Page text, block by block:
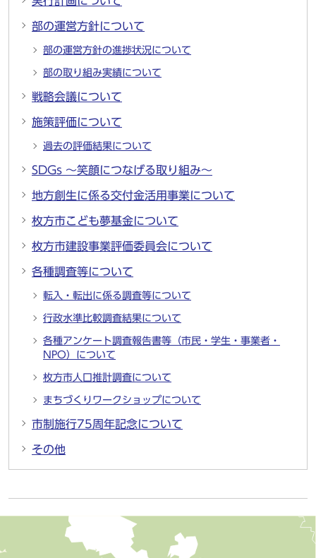
部の運営方針について
部の運営方針の進捗状況について
部の取り組み実績について
戦略会議について
施策評価について
過去の評価結果について
SDGs ～笑顔につなげる取り組み～
地方創生に係る交付金活用事業について
枚方市こども夢基金について
枚方市建設事業評価委員会について
各種調査等について
転入・転出に係る調査等について
行政水準比較調査結果について
各種アンケート調査報告書等（市民・学生・事業者・
NPO）について
枚方市人口推計調査について
まちづくりワークショップについて
市制施行75周年記念について
その他